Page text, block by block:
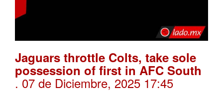
Jaguars throttle Colts, take sole
possession of first in AFC South
. 07 de Diciembre, 2025 17:45